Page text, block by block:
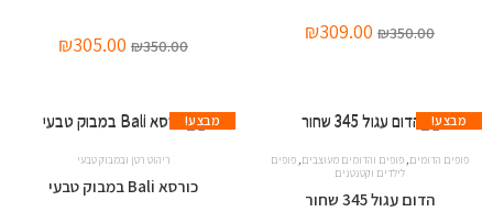
₪350.00
₪309.00
₪350.00
₪305.00
מבצע!
פופים הדומים, פופים והדומים מעוצבים, פופים
לילדים וקטנטנים
הדום עגול 345 שחור
מבצע!
ריהוט רטן ובמבוק טבעי
כורסא Bali במבוק טבעי